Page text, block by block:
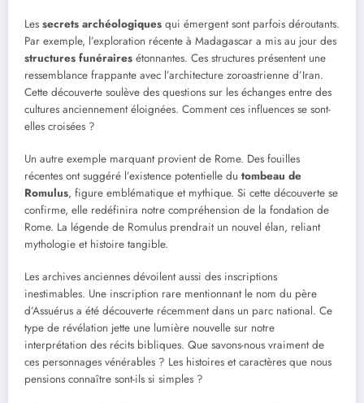
Les secrets archéologiques qui émergent sont parfois déroutants.
Par exemple, l’exploration récente à Madagascar a mis au jour des
structures funéraires étonnantes. Ces structures présentent une
ressemblance frappante avec l’architecture zoroastrienne d’Iran.
Cette découverte soulève des questions sur les échanges entre des
cultures anciennement éloignées. Comment ces influences se sont-
elles croisées ?
Un autre exemple marquant provient de Rome. Des fouilles
récentes ont suggéré l’existence potentielle du tombeau de
Romulus, figure emblématique et mythique. Si cette découverte se
confirme, elle redéfinira notre compréhension de la fondation de
Rome. La légende de Romulus prendrait un nouvel élan, reliant
mythologie et histoire tangible.
Les archives anciennes dévoilent aussi des inscriptions
inestimables. Une inscription rare mentionnant le nom du père
d’Assuérus a été découverte récemment dans un parc national. Ce
type de révélation jette une lumière nouvelle sur notre
interprétation des récits bibliques. Que savons-nous vraiment de
ces personnages vénérables ? Les histoires et caractères que nous
pensions connaître sont-ils si simples ?